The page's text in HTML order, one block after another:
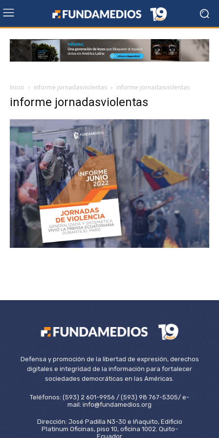
Inicio informe jornadasviolentas informe jornadasviolentas
informe jornadasviolentas
Defensa y promoción de la libertad de expresión, derechos
digitales e integridad de la información para fortalecer
sociedades democráticas en las Américas.
Teléfonos: (593) 2 601-9956 / (593) 98 767-5305/ e-
mail: info@fundamedios.org
Dirección: José Padilla N3-30 e Iñaquito, Edificio
Platinum Oficinas, piso 10, oficina 1002. Quito-
Ecuador